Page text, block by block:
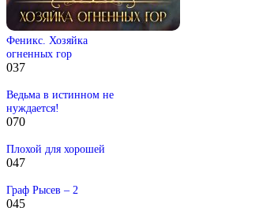
Феникс. Хозяйка
огненных гор
037
Ведьма в истинном не
нуждается!
070
Плохой для хорошей
047
Граф Рысев – 2
045